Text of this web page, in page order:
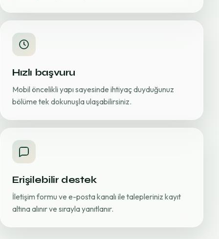
Hızlı başvuru
Mobil öncelikli yapı sayesinde ihtiyaç duyduğunuz
bölüme tek dokunuşla ulaşabilirsiniz.
Erişilebilir destek
İletişim formu ve e-posta kanalı ile talepleriniz kayıt
altına alınır ve sırayla yanıtlanır.